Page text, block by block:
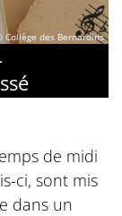
Collège des Bernardins
de midi
ci, sont mis
dans un